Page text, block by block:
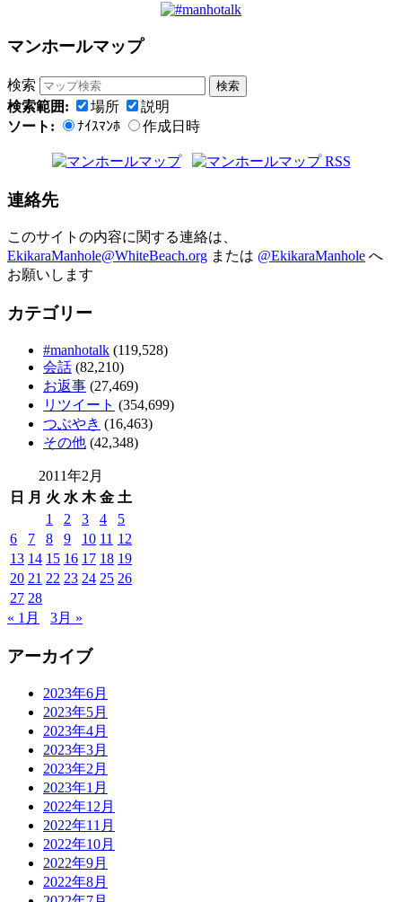
マンホールマップ
検索
検索範囲:
場所
説明
ソート:
ﾅｲｽﾏﾝﾎ 作成日時
連絡先
このサイトの内容に関する連絡は、
EkikaraManhole@WhiteBeach.org または @EkikaraManhole へ
お願いします
カテゴリー
#manhotalk (119,528)
会話 (82,210)
お返事 (27,469)
リツイート (354,699)
つぶやき (16,463)
その他 (42,348)
2011年2月
日
月 火 水 木 金 土
1
2 3 4
5
6
7 8 9 10 11 12
13 14 15 16 17 18 19
20 21 22 23 24 25 26
27 28
« 1月
3月 »
アーカイブ
2023年6月
2023年5月
2023年4月
2023年3月
2023年2月
2023年1月
2022年12月
2022年11月
2022年10月
2022年9月
2022年8月